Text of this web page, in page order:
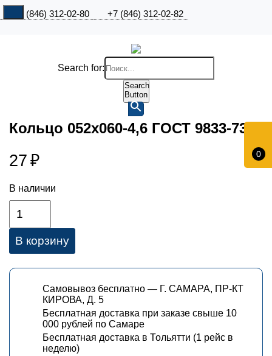
+7 (846) 312-02-80 +7 (846) 312-02-82
0
Search for:
Search
Button
Кольцо 052х060-4,6 ГОСТ 9833-73
27 ₽
В наличии
В корзину
Самовывоз бесплатно — Г. САМАРА, ПР-КТ
КИРОВА, Д. 5
Бесплатная доставка при заказе свыше 10
000 рублей по Самаре
Бесплатная доставка в Тольятти (1 рейс в
неделю)